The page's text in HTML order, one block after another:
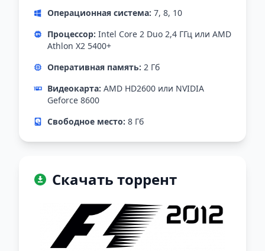
Операционная система: 7, 8, 10
Процессор: Intel Core 2 Duo 2,4 ГГц или AMD
Athlon X2 5400+
Оперативная память: 2 Гб
Видеокарта: AMD HD2600 или NVIDIA
Geforce 8600
Свободное место: 8 Гб
Скачать торрент